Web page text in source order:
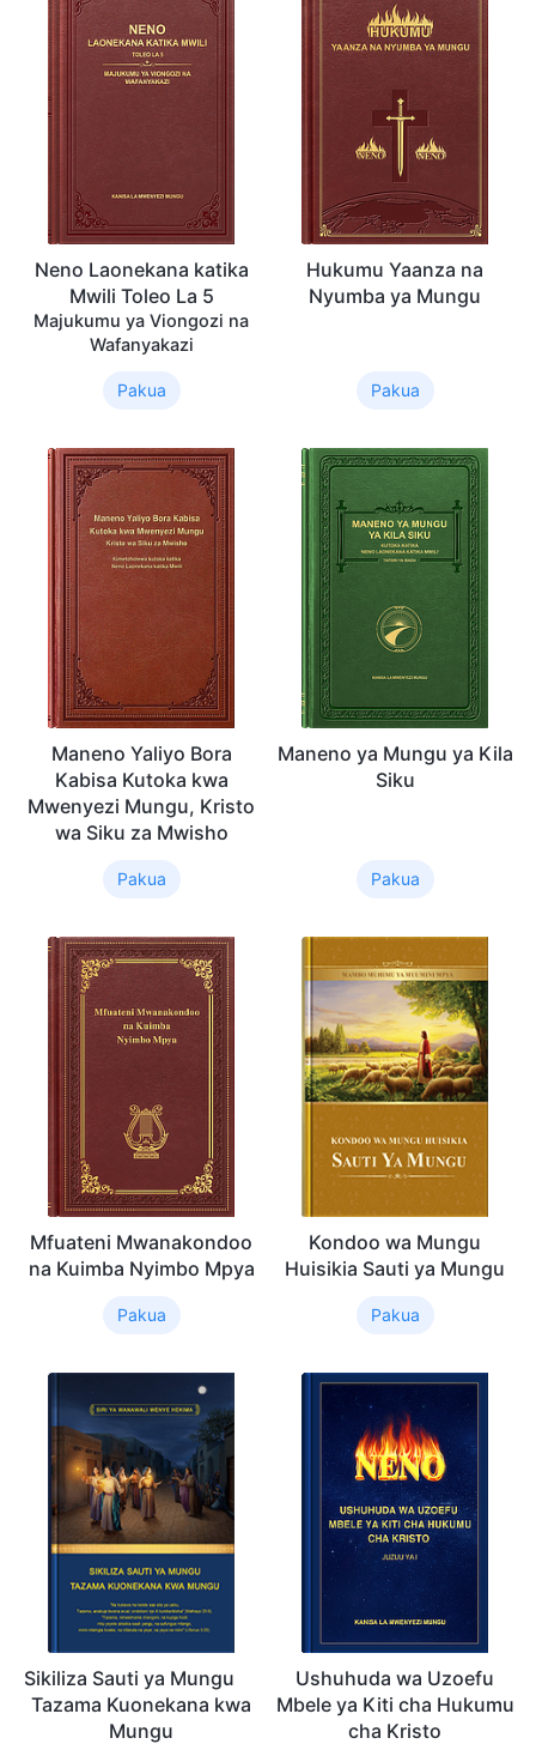
Neno Laonekana katika
Mwili Toleo La 5
Majukumu ya Viongozi na
Wafanyakazi
Pakua
Hukumu Yaanza na
Nyumba ya Mungu
Pakua
Maneno Yaliyo Bora
Kabisa Kutoka kwa
Mwenyezi Mungu, Kristo
wa Siku za Mwisho
Pakua
Maneno ya Mungu ya Kila
Siku
Pakua
Mfuateni Mwanakondoo
na Kuimba Nyimbo Mpya
Pakua
Kondoo wa Mungu
Huisikia Sauti ya Mungu
Pakua
Sikiliza Sauti ya Mungu
Tazama Kuonekana kwa
Mungu
Ushuhuda wa Uzoefu
Mbele ya Kiti cha Hukumu
cha Kristo